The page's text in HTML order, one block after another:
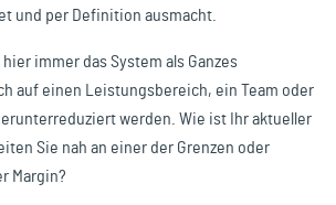
und per Definition ausmacht.
hier immer das System als Ganzes
auf einen Leistungsbereich, ein Team oder
werden. Wie ist Ihr aktueller
Sie nah an einer der Grenzen oder
Margin?